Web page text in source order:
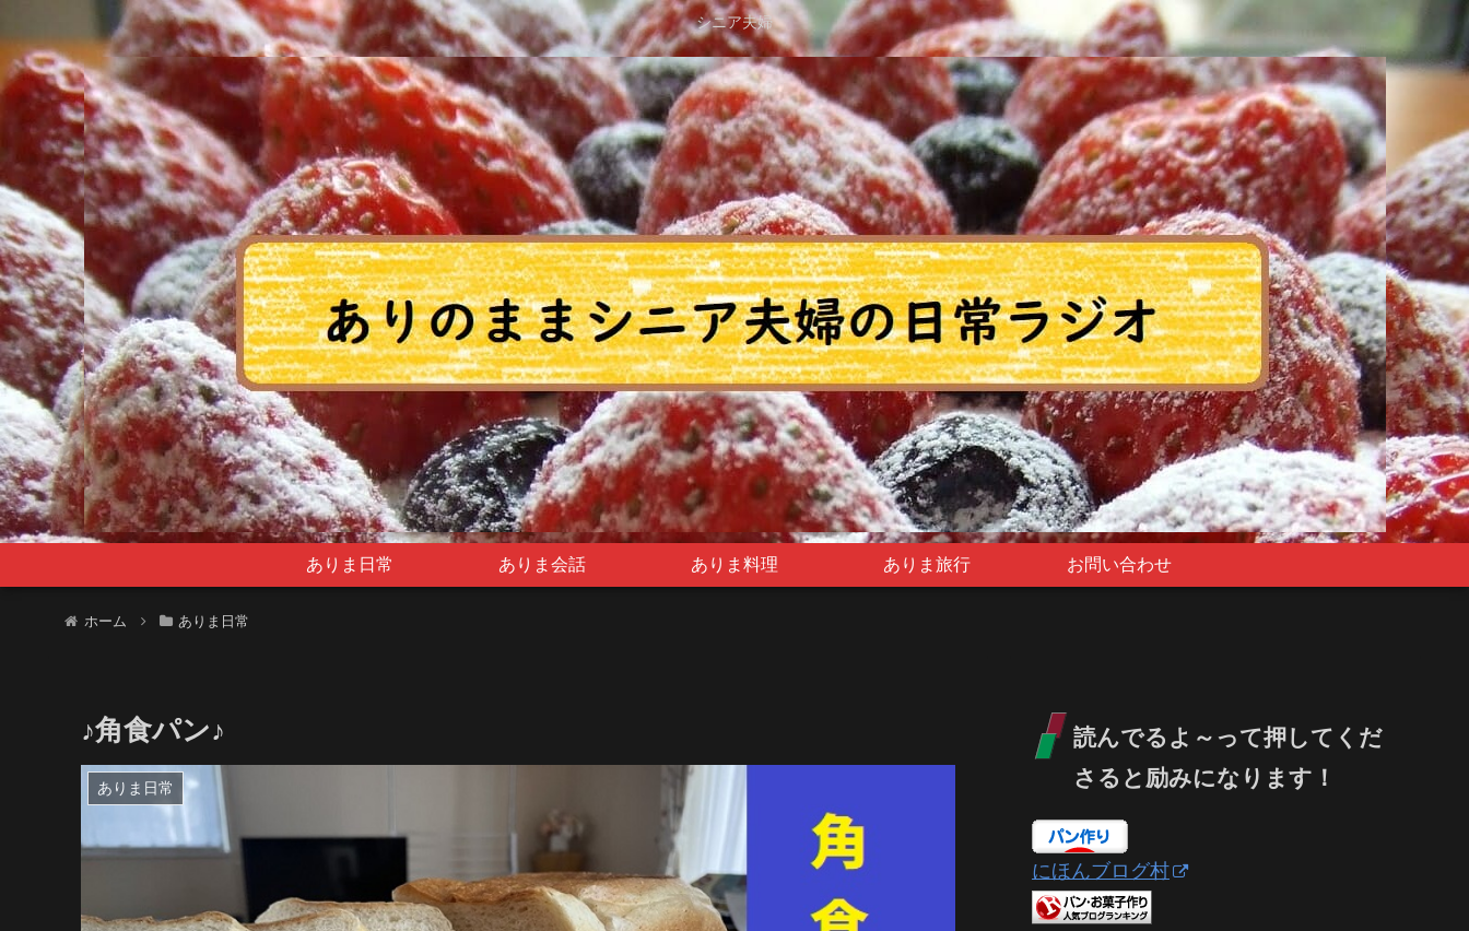
シニア夫婦
ありま日常 ありま会話 ありま料理 ありま旅行 お問い合わせ
ホーム ありま日常
♪角食パン♪
ありま日常
読んでるよ～って押してくだ
さると励みになります！
にほんブログ村